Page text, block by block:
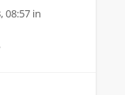
08:57 in